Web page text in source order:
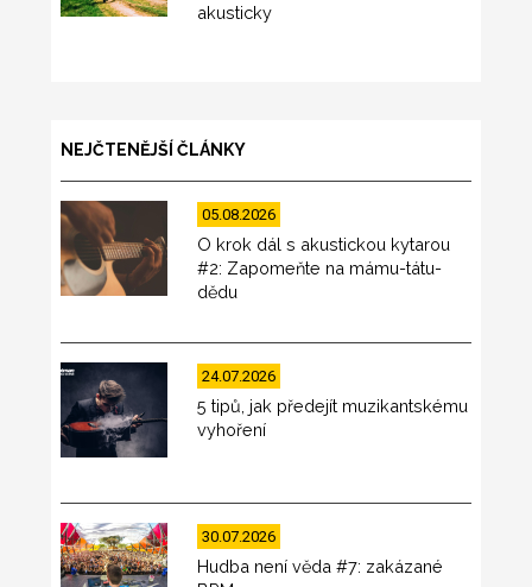
akusticky
NEJČTENĚJŠÍ ČLÁNKY
05.08.2026
O krok dál s akustickou kytarou
#2: Zapomeňte na mámu-tátu-
dědu
24.07.2026
5 tipů, jak předejít muzikantskému
vyhoření
30.07.2026
Hudba není věda #7: zakázané